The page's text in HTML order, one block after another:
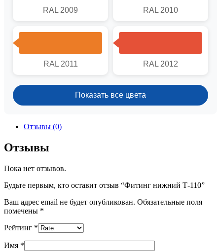
RAL 2009 RAL 2010
RAL 2011 RAL 2012
Показать все цвета
Отзывы (0)
Отзывы
Пока нет отзывов.
Будьте первым, кто оставит отзыв “Фитинг нижний Т-110”
Ваш адрес email не будет опубликован. Обязательные поля
помечены *
Рейтинг *
Имя *